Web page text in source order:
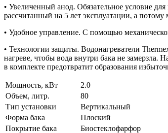
• Увеличенный анод. Обязательное условие
рассчитанный на 5 лет эксплуатации, а
• Удобное управление. С помощью
• Технологии защиты. Водонагреватели
нагреве, чтобы вода внутри бака не
в комплекте предотвратит образования
Мощность, кВт
2.0
Объем, литр.
80
Тип установки
Вертикальный
Форма бака
Плоский
Покрытие бака
Биостеклофарфор